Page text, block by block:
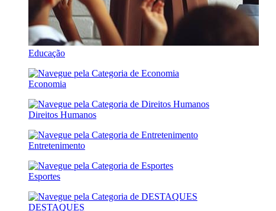
Educação
Economia
Direitos Humanos
Entretenimento
Esportes
DESTAQUES